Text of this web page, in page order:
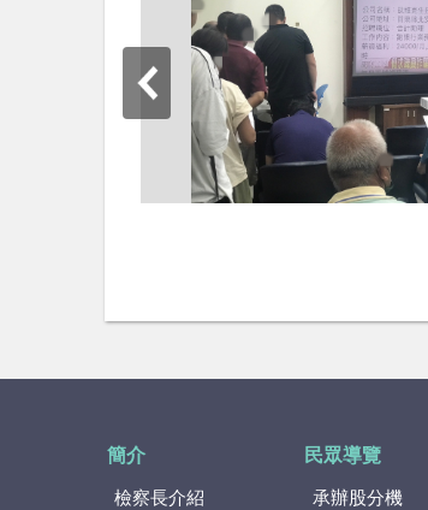
簡介
檢察長介紹
民眾導覽
承辦股分機